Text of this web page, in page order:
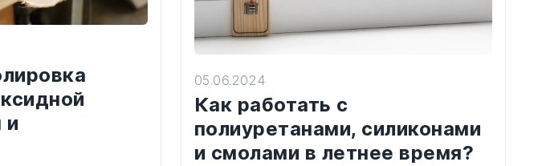
и
05.06.2024
Как работать с
полиуретанами, силиконами
и смолами в летнее время?